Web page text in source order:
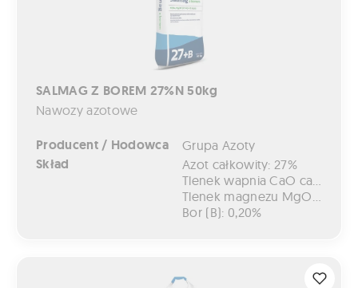
SALMAG Z BOREM 27%N 50kg
Nawozy azotowe
Producent / Hodowca Grupa Azoty
Skład
Azot całkowity: 27%
Tlenek wapnia CaO całkowity: 7%
Tlenek magnezu MgO całkowity: 4%
Bor (B): 0,20%